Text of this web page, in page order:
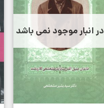
در انبار موجود نمی باشد